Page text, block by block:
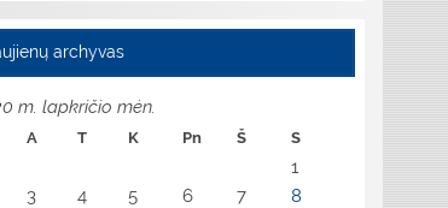
archyvas
m. lapkričio mėn.
A T K Pn Š S
1
3 4 5 6 7
8